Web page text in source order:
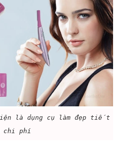
là dụng cụ làm đẹp tiết
chi phí